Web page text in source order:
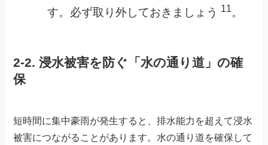
す。必ず取り外しておきましょう
11。
2-2. 浸水被害を防ぐ「水の通り道」の確
保
短時間に集中豪雨が発生すると、排水能力を超えて浸水
被害につながることがあります。水の通り道を確保して